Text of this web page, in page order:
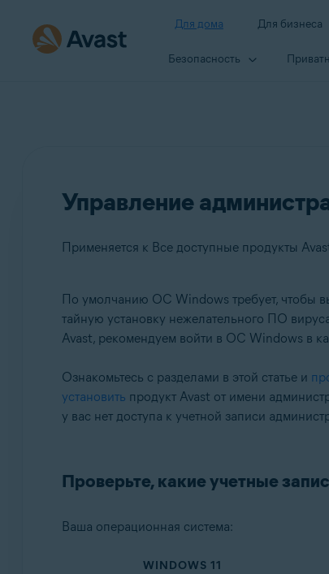
Для дома Для бизнеса
Безопасность
Управление
Применяется к Все доступные продукты
Все доступные продукты Avast для Windows
Операционные системы:
Microsoft Windows 11 Home / Pro / Enterprise
Microsoft Windows 10 Home / Pro /
Microsoft Windows 7 Home Basic / Home
По умолчанию ОС Windows требует, чтобы
тайную установку нежелательного ПО
Avast, рекомендуем войти в ОС Windows в
Ознакомьтесь с разделами в этой статье и
установить продукт Avast от имени
у вас нет доступа к учетной записи
Проверьте, какие учетные
Ваша операционная система:
WINDOWS 11